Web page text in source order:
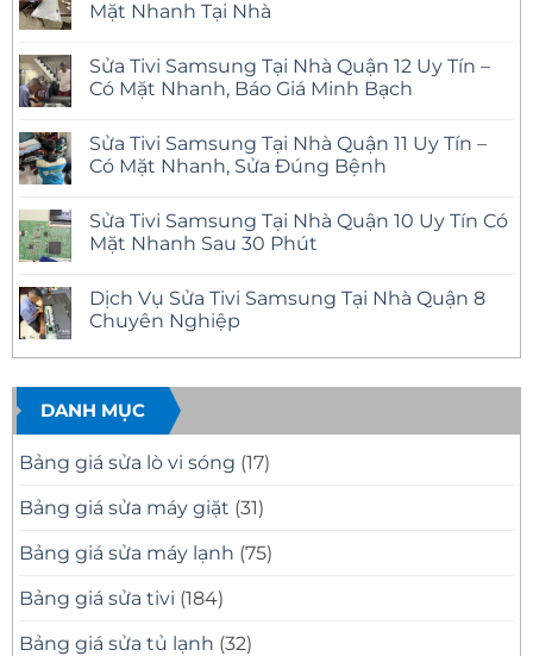
Mặt Nhanh Tại Nhà
bình
luận
ở
Phường
Bình
Trị
Tín
–
Có
Tại
Nhà
Sửa Tivi Samsung Tại Nhà Quận 12 Uy Tín –
Có Mặt Nhanh, Báo Giá Minh Bạch
bình
luận
ở
Samsung
Tại
Nhà
Uy
Tín
–
Mặt
Báo
Giá
Minh
Bạch
Sửa Tivi Samsung Tại Nhà Quận 11 Uy Tín –
Có Mặt Nhanh, Sửa Đúng Bệnh
bình
luận
ở
Samsung
Tại
Nhà
11
Tín
–
Có
Mặt
Nhanh,
Sửa
Bệnh
Sửa Tivi Samsung Tại Nhà Quận 10 Uy Tín Có
Mặt Nhanh Sau 30 Phút
bình
luận
ở
Tivi
Tại
Nhà
Quận
10
Uy
Tín
Mặt
Nhanh
30
Phút
Dịch Vụ Sửa Tivi Samsung Tại Nhà Quận 8
Chuyên Nghiệp
có
luận
ở
Dịch
Vụ
Sửa
Tivi
Tại
Nhà
8
Chuyên
DANH MỤC
Bảng giá sửa lò vi sóng (17)
Bảng giá sửa máy giặt (31)
Bảng giá sửa máy lạnh (75)
Bảng giá sửa tivi (184)
Bảng giá sửa tủ lạnh (32)